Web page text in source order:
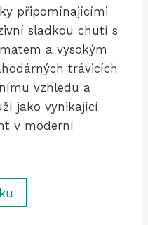
připomínajícími
sladkou chutí s
a vysokým
trávicích
vzhledu a
jako vynikající
v moderní